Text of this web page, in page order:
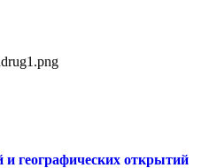
и географических открытий